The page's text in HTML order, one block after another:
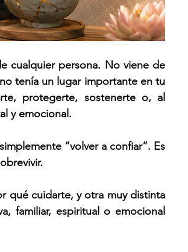
cualquier persona. No viene de
tenía un lugar importante en tu
protegerte, sostenerte o, al
y emocional.
“volver a confiar”. Es
qué cuidarte, y otra muy distinta
familiar, espiritual o emocional